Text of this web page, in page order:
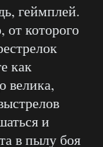
геймплей.
которого
как
велика,
и
в пылу боя